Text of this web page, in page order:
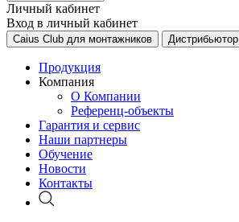
Личный кабинет
Вход в личный кабинет
Caius Club для монтажников Дистрибьютор
Продукция
Компания
О Компании
Референц-объекты
Гарантия и сервис
Наши партнеры
Обучение
Новости
Контакты